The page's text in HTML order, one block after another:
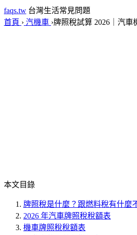
faqs.tw 台灣生活常見問題
首頁 › 汽機車 ›牌照稅試算 2026｜汽
本文目錄
牌照稅是什麼？跟燃料稅有什麼
2026 年汽車牌照稅稅額表
機車牌照稅稅額表